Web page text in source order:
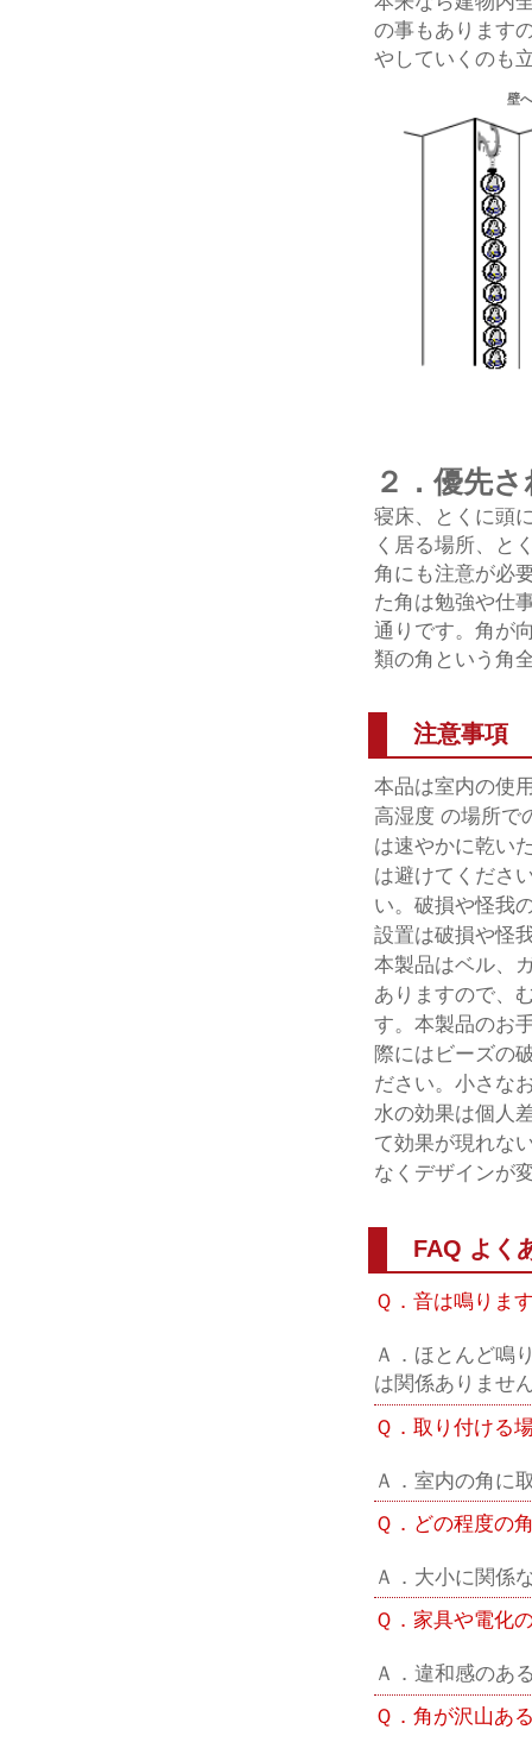
の事もあります
やしていくのも
壁
２．優先
寝床、とくに頭
く居る場所、と
角にも注意が必
た角は勉強や仕
通りです。角が
類の角という角
注意事項
本品は室内の使
高湿度 の場所で
は速やかに乾い
は避けてくださ
い。破損や怪我
設置は破損や怪
本製品はベル、
ありますので、
す。本製品のお
際にはビーズの
ださい。小さな
水の効果は個人
て効果が現れな
なくデザインが
FAQ よく
Ｑ．音は鳴りま
Ａ．ほとんど鳴
は関係ありませ
Ｑ．取り付ける
Ａ．室内の角に
Ｑ．どの程度の
Ａ．大小に関係
Ｑ．家具や電化
Ａ．違和感のあ
Ｑ．角が沢山あ